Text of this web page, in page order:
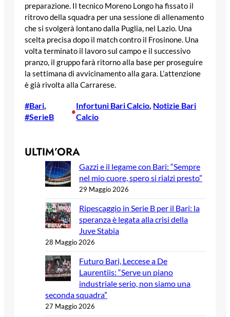
preparazione. Il tecnico Moreno Longo ha fissato il
ritrovo della squadra per una sessione di allenamento
che si svolgerà lontano dalla Puglia, nel Lazio. Una
scelta precisa dopo il match contro il Frosinone. Una
volta terminato il lavoro sul campo e il successivo
pranzo, il gruppo farà ritorno alla base per proseguire
la settimana di avvicinamento alla gara. L’attenzione
è già rivolta alla Carrarese.
#Bari
#SerieB
•
Infortuni Bari Calcio, Notizie Bari
Calcio
ULTIM’ORA
Gazzi e il legame con Bari: “Sempre
nel mio cuore, spero si rialzi presto”
29 Maggio 2026
Ripescaggio in Serie B per il Bari: la
speranza è legata alla crisi della
Juve Stabia
28 Maggio 2026
Futuro Bari, Leccese a De
Laurentiis: “Serve un piano
industriale serio, non siamo una
seconda squadra”
27 Maggio 2026